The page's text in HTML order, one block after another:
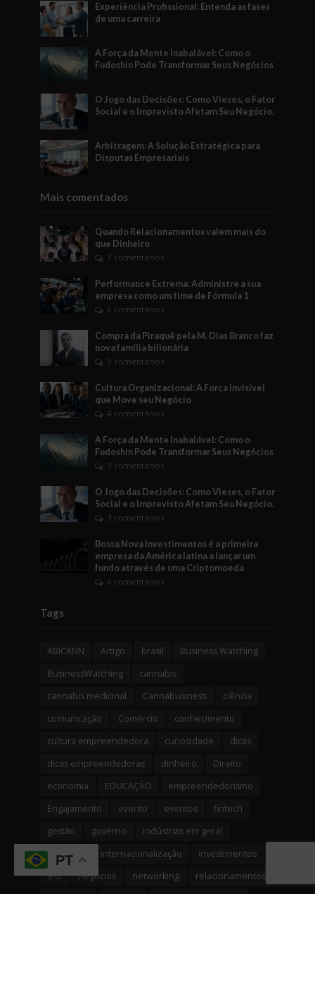
Experiência Profissional: Entenda as fases
de uma carreira
A Força da Mente Inabalável: Como o
Fudoshin Pode Transformar Seus Negócios
O Jogo das Decisões: Como Vieses, o Fator
Social e o Imprevisto Afetam Seu Negócio.
Arbitragem: A Solução Estratégica para
Disputas Empresariais
Mais comentados
Quando Relacionamentos valem mais do
que Dinheiro
7 comentários
Performance Extrema: Administre a sua
empresa como um time de Fórmula 1
6 comentários
Compra da Piraquê pela M. Dias Branco faz
nova família bilionária
5 comentários
Cultura Organizacional: A Força Invisível
que Move seu Negócio
4 comentários
A Força da Mente Inabalável: Como o
Fudoshin Pode Transformar Seus Negócios
3 comentários
O Jogo das Decisões: Como Vieses, o Fator
Social e o Imprevisto Afetam Seu Negócio.
3 comentários
Bossa Nova Investimentos é a primeira
empresa da América latina a lançar um
fundo através de uma Criptomoeda
4 comentários
Tags
ABICANN Artigo brasil
Business Watching
BusinessWatching
cannabis
cannabis medicinal
Cannabusiness
ciência
comunicação
Comércio
conhecimento
cultura empreendedora
curiosidade
dicas
dicas empreendedoras
dinheiro
Direito
economia
EDUCAÇÃO
empreendedorismo
Engajamento
evento eventos
fintech
gestão
governo
Indústrias em geral
inovação
internacionalização
investimentos
IPO
negócios networking
relacionamentos
PT